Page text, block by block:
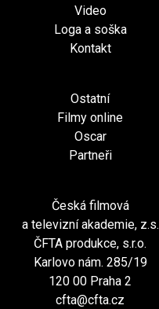
Video
Loga a soška
Kontakt
Ostatní
Filmy online
Oscar
Partneři
Česká filmová
a televizní akademie, z.s.
ČFTA produkce, s.r.o.
Karlovo nám. 285/19
120 00 Praha 2
cfta@cfta.cz